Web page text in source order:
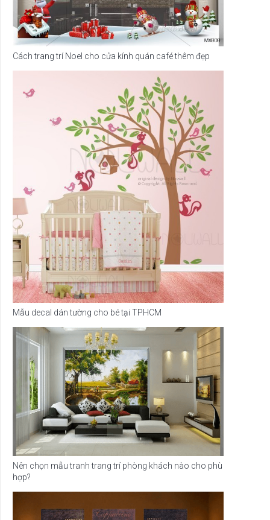
Cách trang trí Noel cho cửa kính quán café thêm đẹp
Mẫu decal dán tường cho bé tại TPHCM
Nên chọn mẫu tranh trang trí phòng khách nào cho phù
hợp?